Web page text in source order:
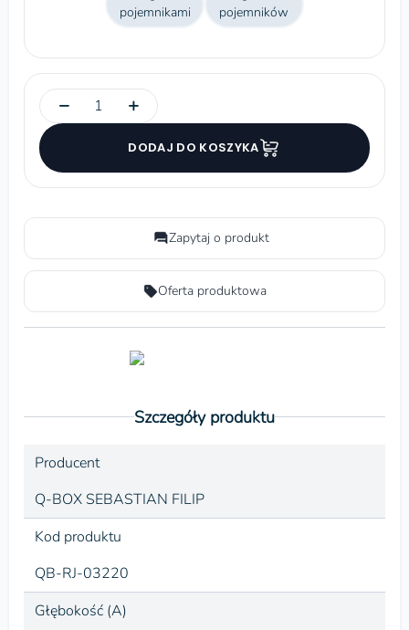
pojemnikami
pojemników
− +
DODAJ DO KOSZYKA
Zapytaj o produkt
Oferta produktowa
Szczegóły produktu
Producent
Q-BOX SEBASTIAN FILIP
Kod produktu
QB-RJ-03220
Głębokość (A)